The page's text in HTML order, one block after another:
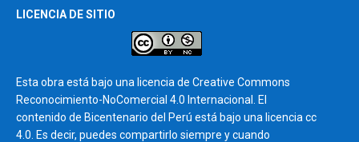
LICENCIA DE SITIO
Esta obra está bajo una licencia de Creative Commons
Reconocimiento-NoComercial 4.0 Internacional. El
contenido de Bicentenario del Perú está bajo una licencia cc
4.0. Es decir, puedes compartirlo siempre y cuando